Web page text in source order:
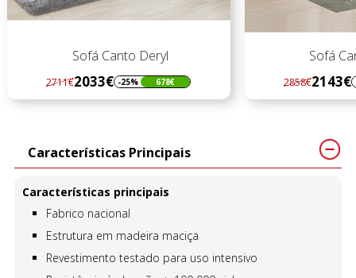
Sofá Canto Deryl
Regular
preço
2711€2033€
Preço -25% 678€
Sofá
Regular
preço
2858€2143€
Preço
Características Principais
Características principais
Fabrico nacional
Estrutura em madeira maciça
Revestimento testado para uso intensivo